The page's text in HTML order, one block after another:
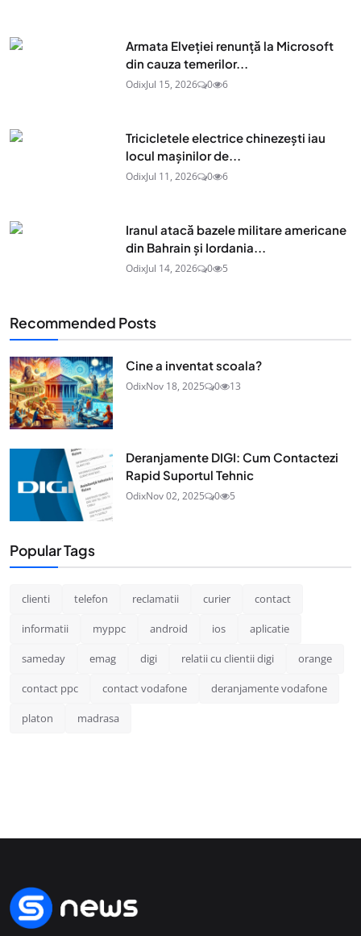
Armata Elveției renunță la Microsoft
din cauza temerilor...
OdixJul 15, 2026 0 6
Tricicletele electrice chinezești iau
locul mașinilor de...
OdixJul 11, 2026 0 6
Iranul atacă bazele militare americane
din Bahrain și Iordania...
OdixJul 14, 2026 0 5
Recommended Posts
Cine a inventat scoala?
OdixNov 18, 2025 0 13
Deranjamente DIGI: Cum Contactezi
Rapid Suportul Tehnic
OdixNov 02, 2025 0 5
Popular Tags
clienti telefon reclamatii curier contact
informatii myppc android ios aplicatie
sameday emag digi relatii cu clientii digi orange
contact ppc contact vodafone deranjamente vodafone
platon madrasa